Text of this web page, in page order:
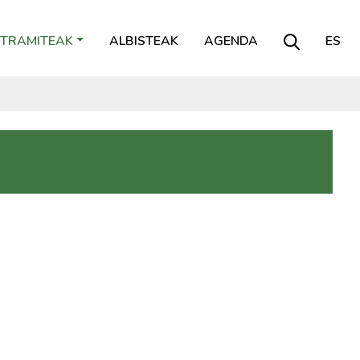
TRAMITEAK ALBISTEAK AGENDA ES